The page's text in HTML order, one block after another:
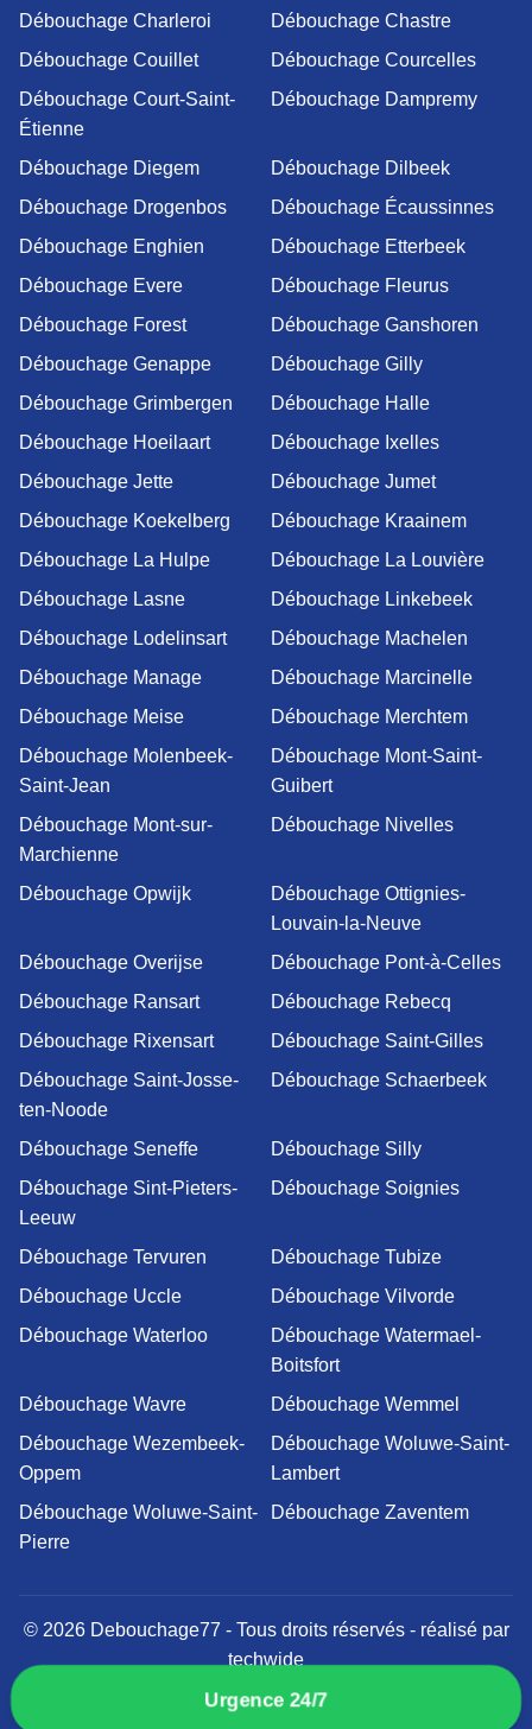
Débouchage Charleroi
Débouchage Chastre
Débouchage Couillet
Débouchage Courcelles
Débouchage Court-Saint-
Étienne
Débouchage Dampremy
Débouchage Diegem
Débouchage Dilbeek
Débouchage Drogenbos
Débouchage Écaussinnes
Débouchage Enghien
Débouchage Etterbeek
Débouchage Evere
Débouchage Fleurus
Débouchage Forest
Débouchage Ganshoren
Débouchage Genappe
Débouchage Gilly
Débouchage Grimbergen
Débouchage Halle
Débouchage Hoeilaart
Débouchage Ixelles
Débouchage Jette
Débouchage Jumet
Débouchage Koekelberg
Débouchage Kraainem
Débouchage La Hulpe
Débouchage La Louvière
Débouchage Lasne
Débouchage Linkebeek
Débouchage Lodelinsart
Débouchage Machelen
Débouchage Manage
Débouchage Marcinelle
Débouchage Meise
Débouchage Merchtem
Débouchage Molenbeek-
Saint-Jean
Débouchage Mont-Saint-
Guibert
Débouchage Mont-sur-
Marchienne
Débouchage Nivelles
Débouchage Opwijk
Débouchage Ottignies-
Louvain-la-Neuve
Débouchage Overijse
Débouchage Pont-à-Celles
Débouchage Ransart
Débouchage Rebecq
Débouchage Rixensart
Débouchage Saint-Gilles
Débouchage Saint-Josse-
ten-Noode
Débouchage Schaerbeek
Débouchage Seneffe
Débouchage Silly
Débouchage Sint-Pieters-
Leeuw
Débouchage Soignies
Débouchage Tervuren
Débouchage Tubize
Débouchage Uccle
Débouchage Vilvorde
Débouchage Waterloo
Débouchage Watermael-
Boitsfort
Débouchage Wavre
Débouchage Wemmel
Débouchage Wezembeek-
Oppem
Débouchage Woluwe-Saint-
Lambert
Débouchage Woluwe-Saint-
Pierre
Débouchage Zaventem
© 2026 Debouchage77 - Tous droits réservés - réalisé par
techwide
Mentions légalesPolitique de confidentialité
Urgence 24/7